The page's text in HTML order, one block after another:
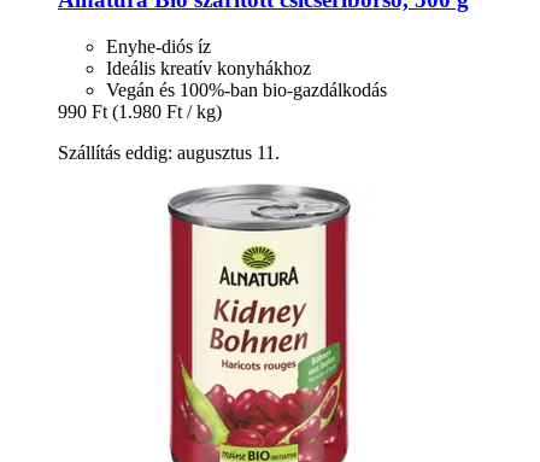
Enyhe-diós íz
Ideális kreatív konyhákhoz
Vegán és 100%-ban bio-gazdálkodás
990 Ft (1.980 Ft / kg)
Szállítás eddig: augusztus 11.